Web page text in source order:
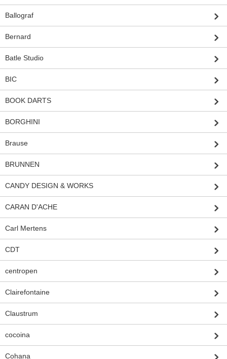
Ballograf
Bernard
Batle Studio
BIC
BOOK DARTS
BORGHINI
Brause
BRUNNEN
CANDY DESIGN & WORKS
CARAN D'ACHE
Carl Mertens
CDT
centropen
Clairefontaine
Claustrum
cocoina
Cohana